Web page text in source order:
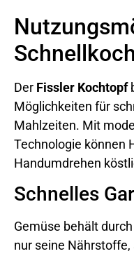
Der Fissler Kochtopf
Möglichkeiten für
Mahlzeiten. Mit
Technologie können
Handumdrehen
Schnelles
Gemüse behält
nur seine